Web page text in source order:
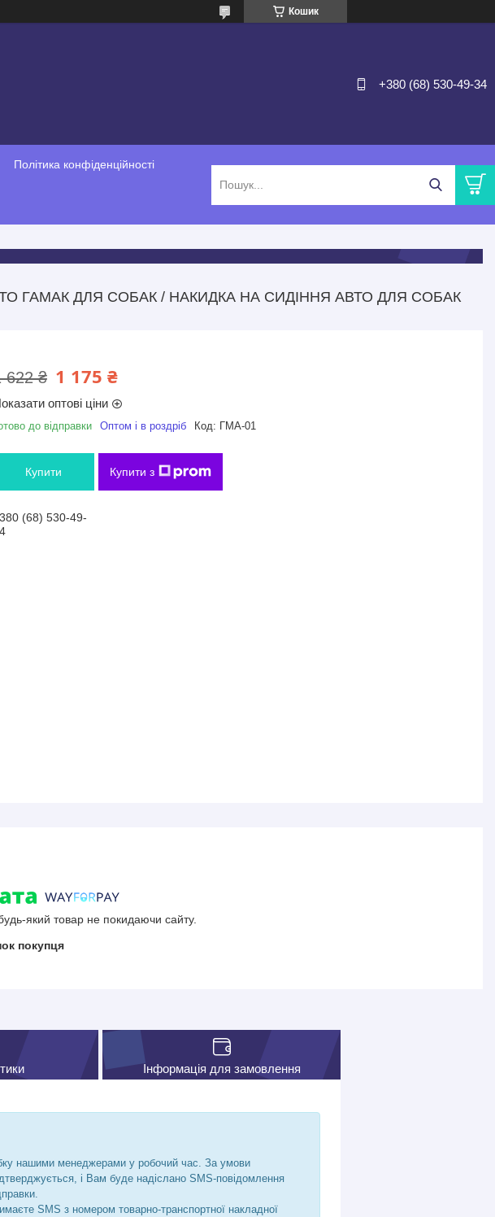
Кошик
+380 (68) 530-49-34
Політика конфіденційності
ГАМАК ДЛЯ СОБАК / НАКИДКА НА СИДІННЯ АВТО ДЛЯ СОБАК
622 ₴ 1 175 ₴
оптові ціни
до відправки Оптом і в роздріб Код: ГМА-01
Купити Купити з
(68) 530-49-
який товар не покидаючи сайту.
покупця
Інформація для замовлення
нашими менеджерами у робочий час. За умови
і Вам буде надіслано SMS-повідомлення
SMS з номером товарно-транспортної накладної